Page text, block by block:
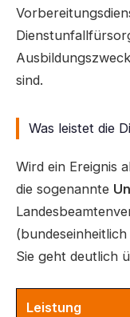
sind.
Was leistet die
Wird ein Ereignis
die sogenannte
Sie geht deutlich
Leistung